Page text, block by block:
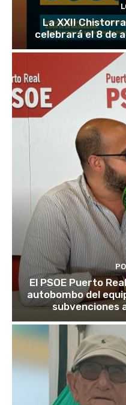
La XXII
celebrará el 8 de
El PSOE Puerto
autobombo del
subvenciones